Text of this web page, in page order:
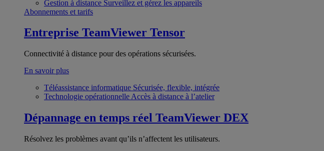
Gestion à distance Surveillez et gérez les appareils
Abonnements et tarifs
Entreprise TeamViewer Tensor
Connectivité à distance pour des opérations sécurisées.
En savoir plus
Téléassistance informatique Sécurisée, flexible, intégrée
Technologie opérationnelle Accès à distance à l’atelier
Dépannage en temps réel TeamViewer DEX
Résolvez les problèmes avant qu’ils n’affectent les utilisateurs.